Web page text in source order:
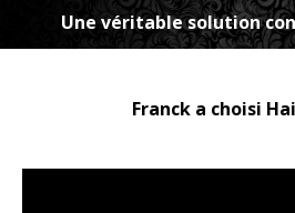
Une véritable solution
Franck a choisi